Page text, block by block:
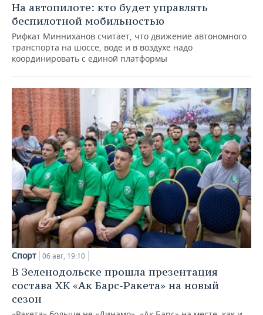
На автопилоте: кто будет управлять
беспилотной мобильностью
Рифкат Минниханов считает, что движение автономного
транспорта на шоссе, воде и в воздухе надо
координировать с единой платформы
Спорт 06 авг, 19:10
В Зеленодольске прошла презентация
состава ХК «Ак Барс-Ракета» на новый
сезон